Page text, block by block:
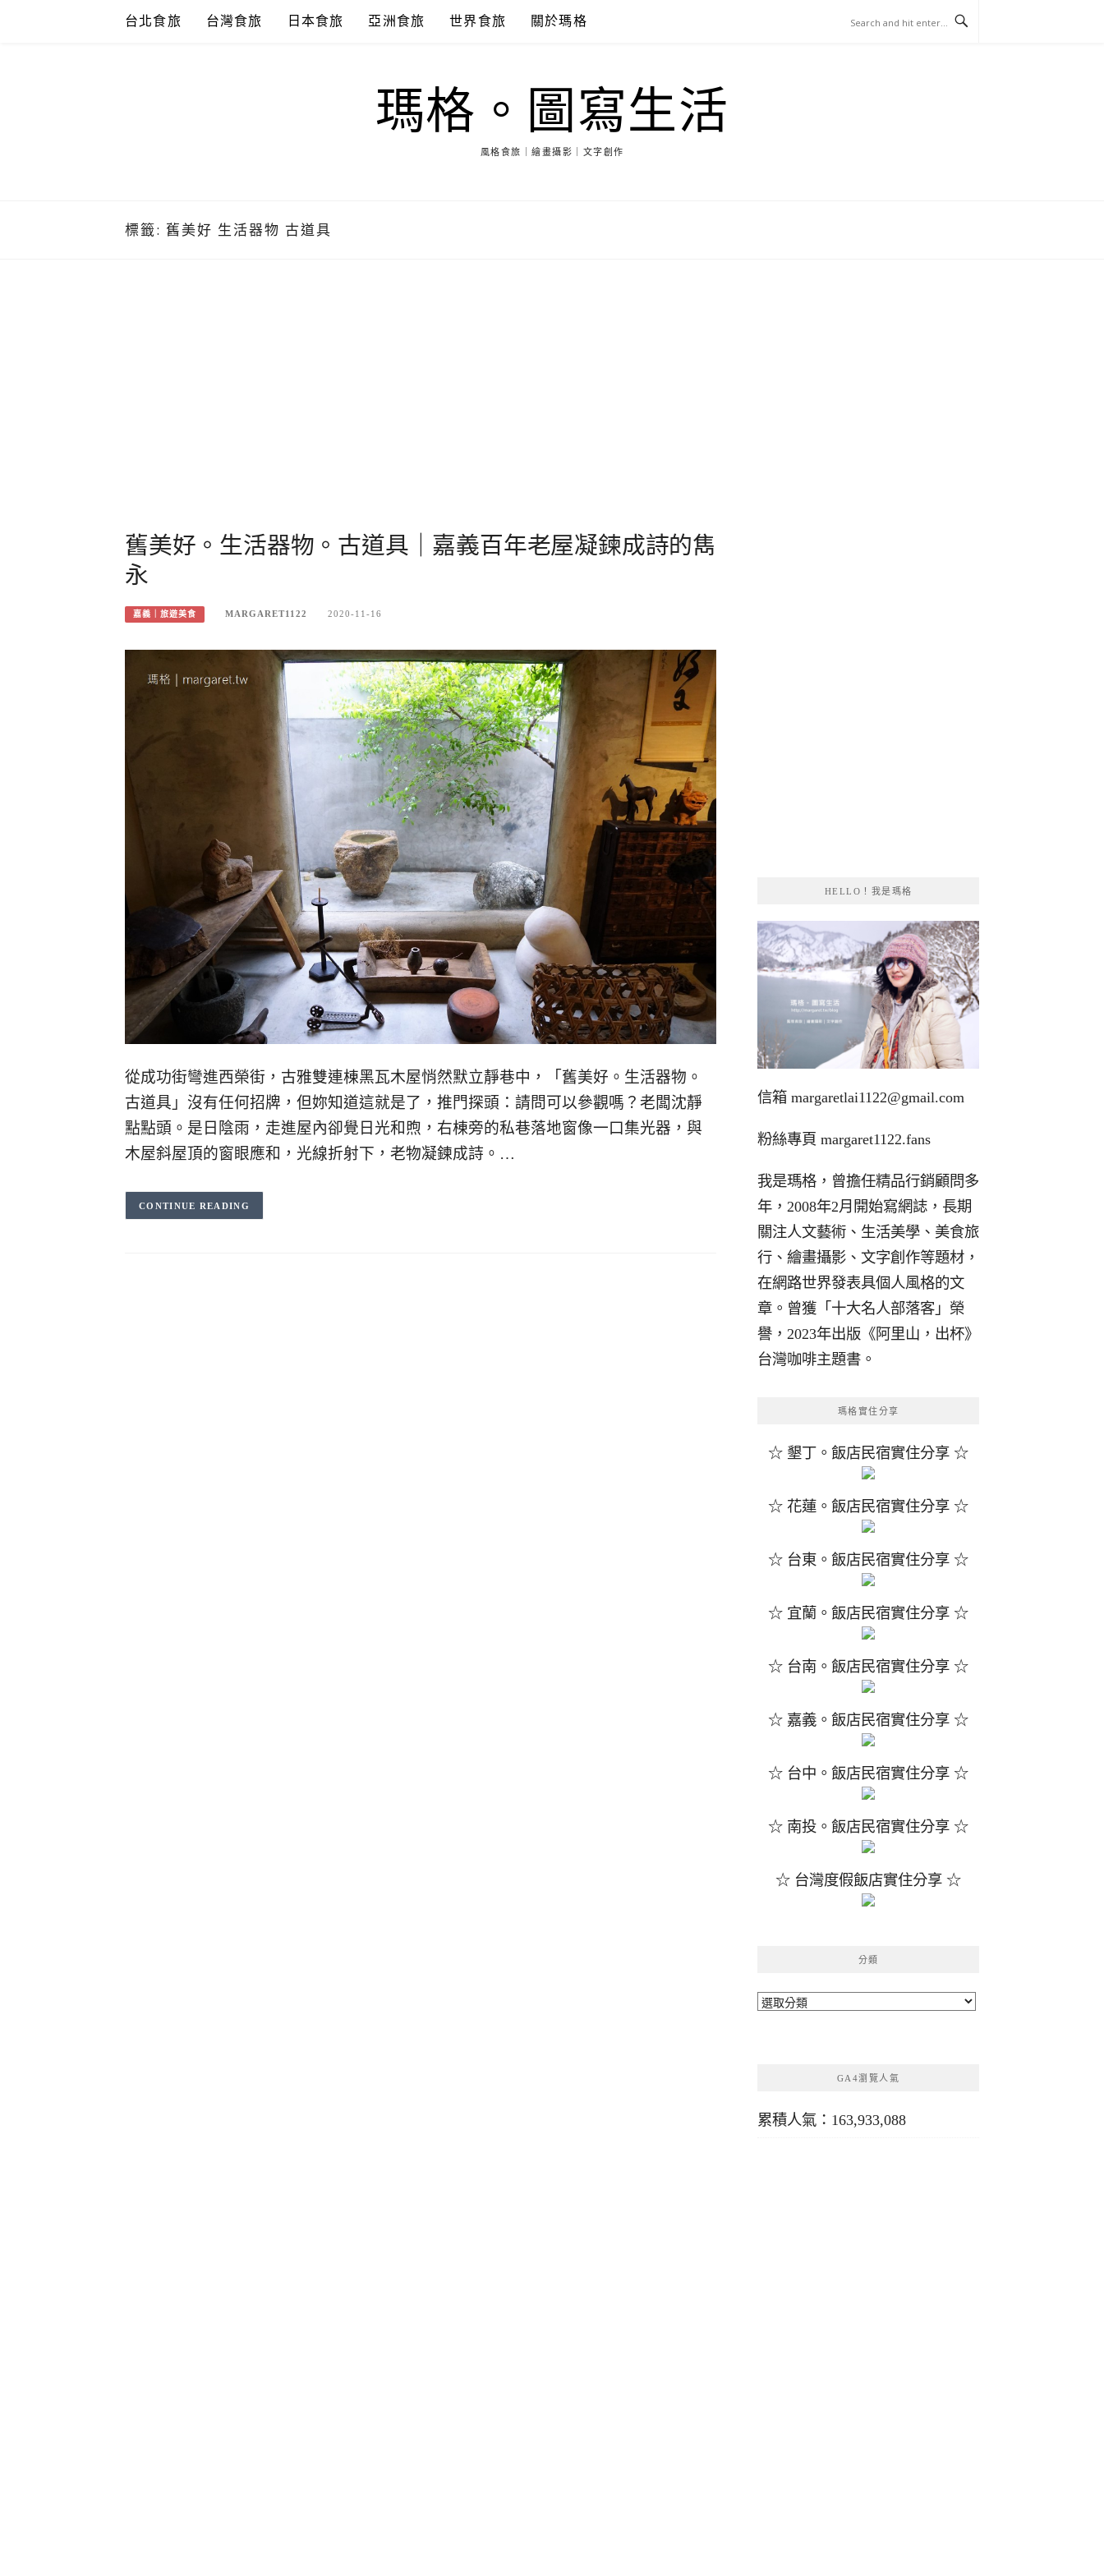
台北食旅 台灣食旅 日本食旅 亞洲食旅 世界食旅 關於瑪格
瑪格。圖寫生活
風格食旅｜繪畫攝影｜文字創作
標籤: 舊美好 生活器物 古道具
舊美好。生活器物。古道具｜嘉義百年老屋凝鍊成詩的雋
永
嘉義｜旅遊美食 MARGARET1122 2020-11-16
從成功街彎進西榮街，古雅雙連棟黑瓦木屋悄然默立靜巷中，「舊美好。生活器物。
古道具」沒有任何招牌，但妳知道這就是了，推門探頭：請問可以參觀嗎？老闆沈靜
點點頭。是日陰雨，走進屋內卻覺日光和煦，右棟旁的私巷落地窗像一口集光器，與
木屋斜屋頂的窗眼應和，光線折射下，老物凝鍊成詩。…
CONTINUE READING
HELLO！我是瑪格
信箱 margaretlai1122@gmail.com
粉絲專頁 margaret1122.fans
我是瑪格，曾擔任精品行銷顧問多
年，2008年2月開始寫網誌，長期
關注人文藝術、生活美學、美食旅
行、繪畫攝影、文字創作等題材，
在網路世界發表具個人風格的文
章。曾獲「十大名人部落客」榮
譽，2023年出版《阿里山，出杯》
台灣咖啡主題書。
瑪格實住分享
☆ 墾丁。飯店民宿實住分享 ☆
☆ 花蓮。飯店民宿實住分享 ☆
☆ 台東。飯店民宿實住分享 ☆
☆ 宜蘭。飯店民宿實住分享 ☆
☆ 台南。飯店民宿實住分享 ☆
☆ 嘉義。飯店民宿實住分享 ☆
☆ 台中。飯店民宿實住分享 ☆
☆ 南投。飯店民宿實住分享 ☆
☆ 台灣度假飯店實住分享 ☆
分類
分
GA4瀏覽人氣
累積人氣：163,933,088